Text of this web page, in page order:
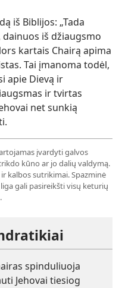
iš Biblijos: „Tada
iš džiaugsmo
kartais Chairą apima
Tai įmanoma todėl,
apie Dievą ir
ir tvirtas
net sunkią
įvardyti galvos
kūno ar jo dalių valdymą.
kalbos sutrikimai. Spazminė
gali pasireikšti visų keturių
spinduliuoja
Jehovai tiesiog